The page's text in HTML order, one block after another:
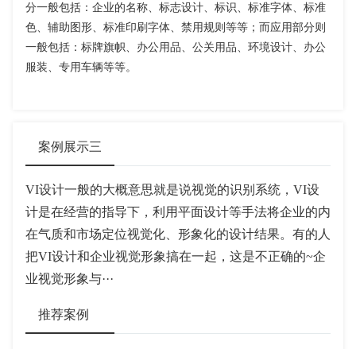
分一般包括：企业的名称、标志设计、标识、标准字体、标准
色、辅助图形、标准印刷字体、禁用规则等等；而应用部分则
一般包括：标牌旗帜、办公用品、公关用品、环境设计、办公
服装、专用车辆等等。
案例展示三
VI设计一般的大概意思就是说视觉的识别系统，VI设
计是在经营的指导下，利用平面设计等手法将企业的内
在气质和市场定位视觉化、形象化的设计结果。有的人
把VI设计和企业视觉形象搞在一起，这是不正确的~企
业视觉形象与···
推荐案例